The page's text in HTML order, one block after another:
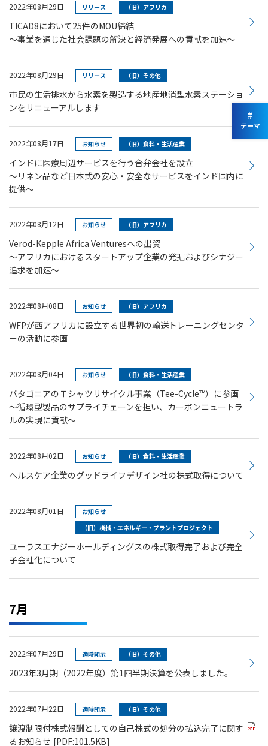
2022年08月29日 リリース （旧）アフリカ
TICAD8において25件のMOU締結
～事業を通じた社会課題の解決と経済発展への貢献を加速～
2022年08月29日 リリース （旧）その他
市民の生活排水から水素を製造する地産地消型水素ステーショ
ンをリニューアルします
2022年08月17日 お知らせ （旧）食料・生活産業
インドに医療周辺サービスを行う合弁会社を設立
～リネン品など日本式の安心・安全なサービスをインド国内に
提供～
2022年08月12日 お知らせ （旧）アフリカ
Verod-Kepple Africa Venturesへの出資
～アフリカにおけるスタートアップ企業の発掘およびシナジー
追求を加速～
2022年08月08日 お知らせ （旧）アフリカ
WFPが西アフリカに設立する世界初の輸送トレーニングセンタ
ーの活動に参画
2022年08月04日 お知らせ （旧）食料・生活産業
パタゴニアのＴシャツリサイクル事業（Tee-Cycle™）に参画
～循環型製品のサプライチェーンを担い、カーボンニュートラ
ルの実現に貢献～
2022年08月02日 お知らせ （旧）食料・生活産業
ヘルスケア企業のグッドライフデザイン社の株式取得について
2022年08月01日
お知らせ
（旧）機械・エネルギー・プラントプロジェクト
ユーラスエナジーホールディングスの株式取得完了および完全
子会社化について
7月
2022年07月29日 適時開示 （旧）その他
2023年3月期（2022年度）第1四半期決算を公表しました。
2022年07月22日 適時開示 （旧）その他
譲渡制限付株式報酬としての自己株式の処分の払込完了に関す
るお知らせ [PDF:101.5KB]
#
テーマ